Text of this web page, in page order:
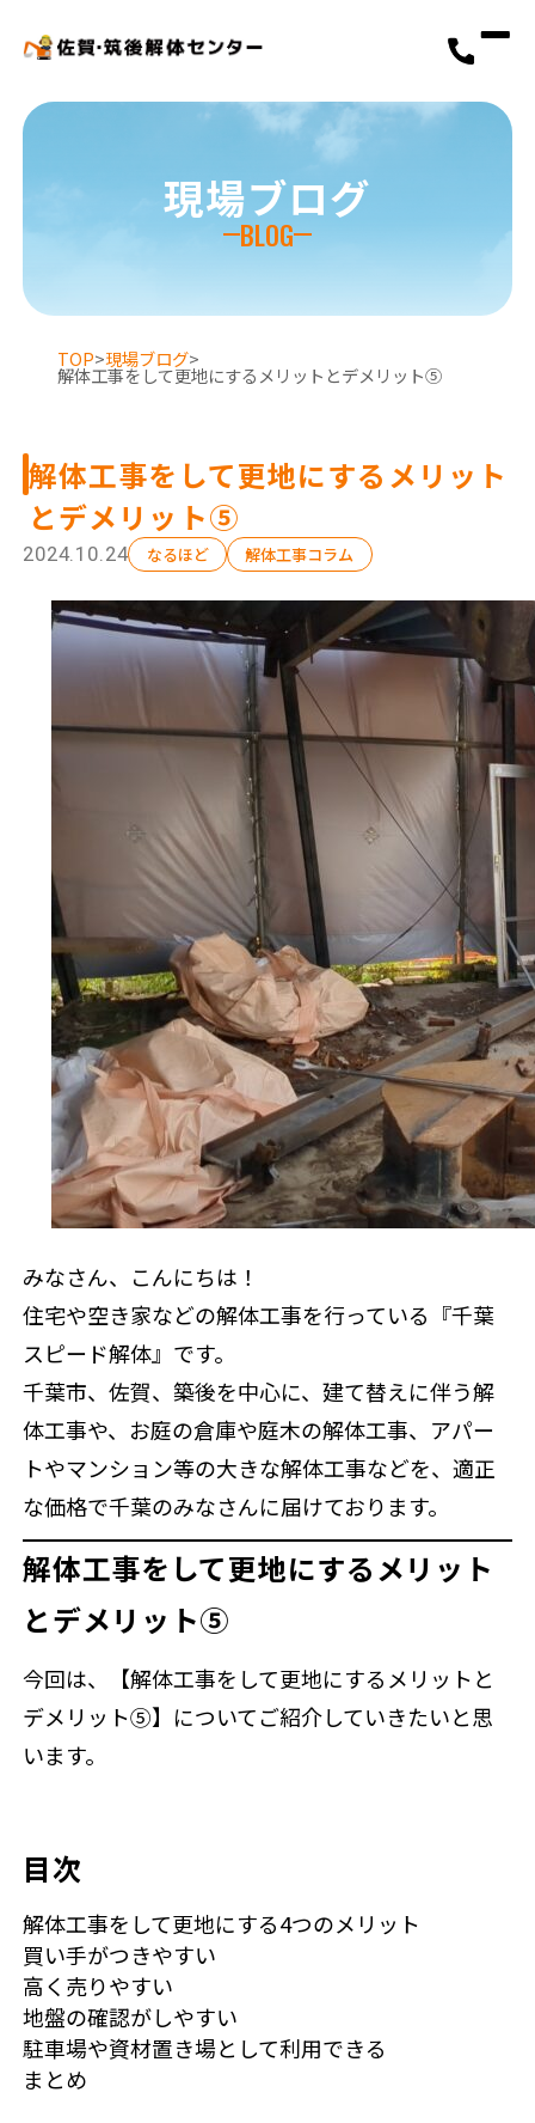
解体工事の流れ
会社概要
施工事例
現場ブログ
補助金情報
お問い合わ
来店予約
現場ブログ
BLOG
TOP>現場ブログ>
解体工事をして更地にするメリットとデメリット⑤
解体工事をして更地にするメリット
とデメリット⑤
2024.10.24 なるほど 解体工事コラム
みなさん、こんにちは！
住宅や空き家などの解体工事を行っている『千葉
スピード解体』です。
千葉市、佐賀、築後を中心に、建て替えに伴う解
体工事や、お庭の倉庫や庭木の解体工事、アパー
トやマンション等の大きな解体工事などを、適正
な価格で千葉のみなさんに届けております。
解体工事をして更地にするメリット
とデメリット⑤
今回は、【解体工事をして更地にするメリットと
デメリット⑤】についてご紹介していきたいと思
います。
目次
解体工事をして更地にする4つのメリット
買い手がつきやすい
高く売りやすい
地盤の確認がしやすい
駐車場や資材置き場として利用できる
まとめ